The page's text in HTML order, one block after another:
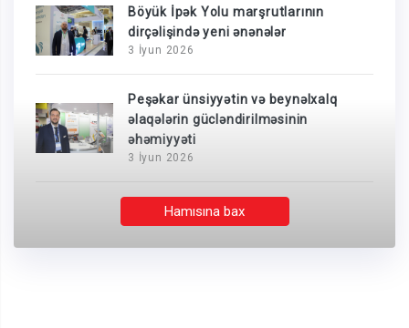
Böyük İpək Yolu marşrutlarının
dirçəlişində yeni ənənələr
3 İyun 2026
Peşəkar ünsiyyətin və beynəlxalq
əlaqələrin gücləndirilməsinin
əhəmiyyəti
3 İyun 2026
Hamısına bax